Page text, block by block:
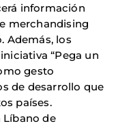
información
merchandising
Además, los
“Pega un
gesto
de desarrollo que
países.
Líbano de